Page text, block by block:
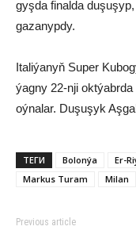
gyşda finalda
gazanypdy.
Italiýanyň Super
ýagny 22-nji oktýabrda
oýnalar. Duşuşyk
ТЕГИ Bolonýa Er-
Markus Turam
Milan
Previous article